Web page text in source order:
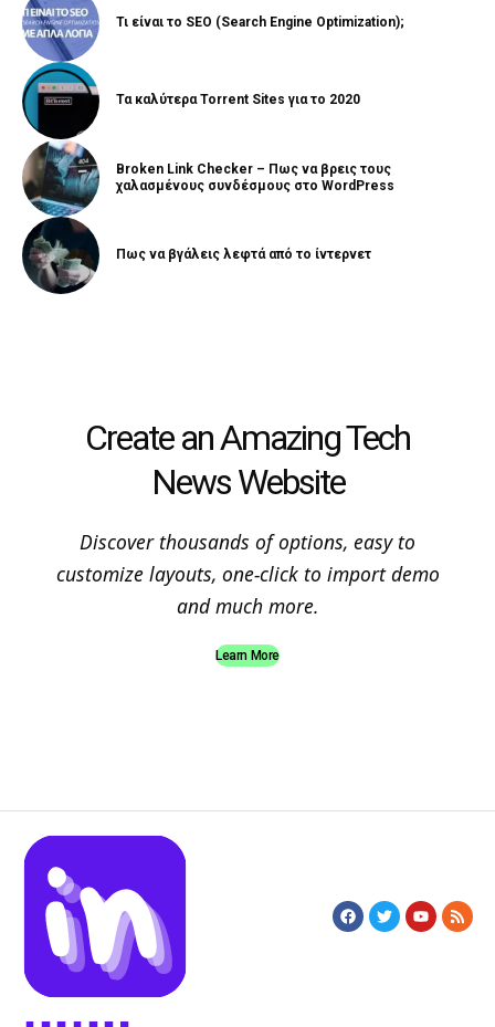
Τι είναι το SEO (Search Engine Optimization);
Τα καλύτερα Torrent Sites για το 2020
Broken Link Checker – Πως να βρεις τους
χαλασμένους συνδέσμους στο WordPress
Πως να βγάλεις λεφτά από το ίντερνετ
Create an Amazing Tech
News Website
Discover thousands of options, easy to
customize layouts, one-click to import demo
and much more.
Learn More